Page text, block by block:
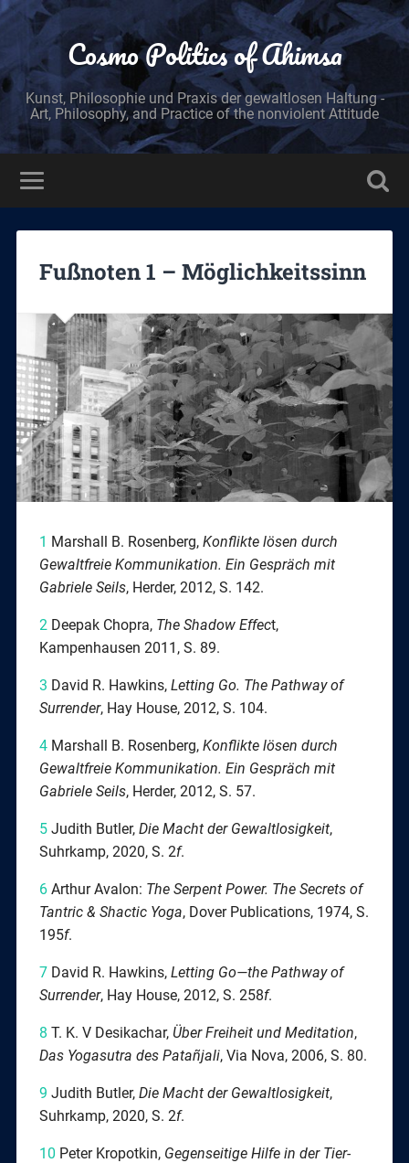
Cosmo Politics of Ahimsa
Kunst, Philosophie und Praxis der gewaltlosen Haltung -
Art, Philosophy, and Practice of the nonviolent Attitude
Fußnoten 1 – Möglichkeitssinn
1 Marshall B. Rosenberg, Konflikte lösen durch
Gewaltfreie Kommunikation. Ein Gespräch mit
Gabriele Seils, Herder, 2012, S. 142.
2 Deepak Chopra, The Shadow Effect,
Kampenhausen 2011, S. 89.
3 David R. Hawkins, Letting Go. The Pathway of
Surrender, Hay House, 2012, S. 104.
4Marshall B. Rosenberg, Konflikte lösen durch
Gewaltfreie Kommunikation. Ein Gespräch mit
Gabriele Seils, Herder, 2012, S. 57.
5Judith Butler, Die Macht der Gewaltlosigkeit,
Suhrkamp, 2020, S. 2f.
6Arthur Avalon: The Serpent Power. The Secrets of
Tantric & Shactic Yoga, Dover Publications, 1974, S.
195f.
7David R. Hawkins, Letting Go—the Pathway of
Surrender, Hay House, 2012, S. 258f.
8 T. K. V Desikachar, Über Freiheit und Meditation,
Das Yogasutra des Patañjali, Via Nova, 2006, S. 80.
9 Judith Butler, Die Macht der Gewaltlosigkeit,
Suhrkamp, 2020, S. 2f.
10 Peter Kropotkin, Gegenseitige Hilfe in der Tier-